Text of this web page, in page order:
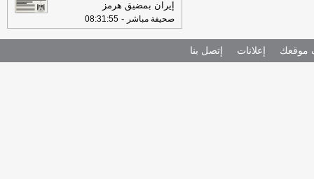
إيران بمضيق هرمز
صحيفة مباشر -
08:31:55
موقعك إعلانات إتصل بنا